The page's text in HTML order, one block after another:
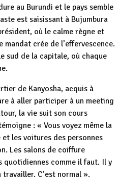
au Burundi et le pays semble
est saisissant à Bujumbura
où le calme règne et
crée de l’effervescence.
sud de la capitale, où chaque
de Kanyosha, acquis à
à aller participer à un meeting
la vie suit son cours
: « Vous voyez même la
les voitures des personnes
Les salons de coiffure
comme il faut. Il y
C’est normal ».